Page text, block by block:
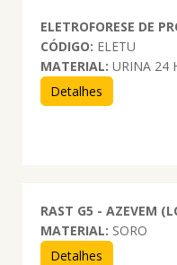
ELETROFORESE DE
CÓDIGO: ELETU
MATERIAL: URINA 24
Detalhes
RAST G5 - AZEVEM
MATERIAL: SORO
Detalhes